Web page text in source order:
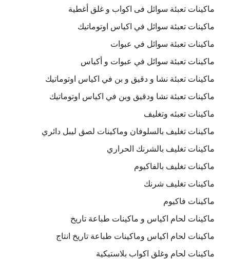
ماكينات تعبئة سوائل فى اكواب و غلق أغطية
ماكينات تعبئة سوائل في اكياس اوتوماتيك
ماكينات تعبئة سوائل في عبوات
ماكينات تعبئة سوائل في عبوات و أكياس
ماكينات تعبئة نشا و دقيق و بن في اكياس اوتوماتيك
ماكينات تعبئة نشا ودقيق وبن في اكياس اوتوماتيك
ماكينات تعبئه وتغليف
ماكينات تغليف بالسلوفان وماكينات لصق ليبل دائري
ماكينات تغليف بالشرنك الحراري
ماكينات تغليف بالفاكيوم
ماكينات تغليف شرنك
ماكينات فاكيوم
ماكينات لحام اكياس و ماكينات طباعة تاريخ
ماكينات لحام اكياس وماكينات طباعة تاريخ انتاج
ماكينات لحام وغلق اكواب بلاستيكية